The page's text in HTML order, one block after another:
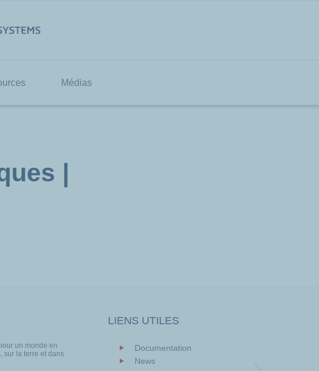
Médias
|
un monde en
sur la terre et dans
LIENS UTILES
Documentation
News